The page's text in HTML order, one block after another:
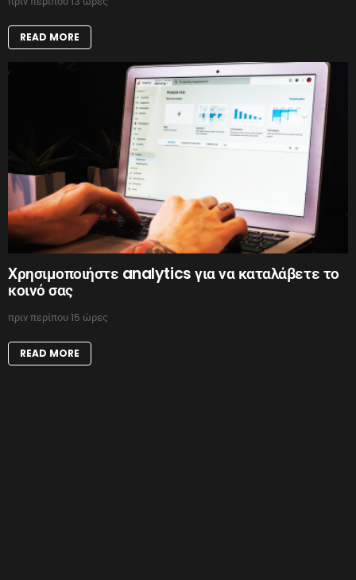
READ MORE
Χρησιμοποιήστε analytics για να καταλάβετε το
κοινό σας
πριν περίπου 15 ώρες
READ MORE